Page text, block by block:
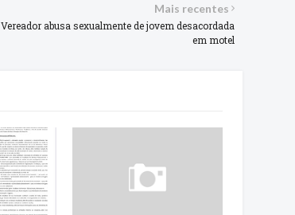
Mais recentes
Vereador abusa sexualmente de jovem desacordada
em motel